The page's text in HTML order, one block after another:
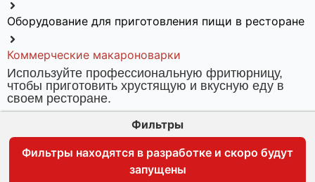
Оборудование для приготовления пищи в ресторане
Коммерческие макароноварки
Используйте профессиональную фритюрницу,
чтобы приготовить хрустящую и вкусную еду в
своем ресторане.
Фильтры
Фильтры находятся в разработке и скоро будут
запущены